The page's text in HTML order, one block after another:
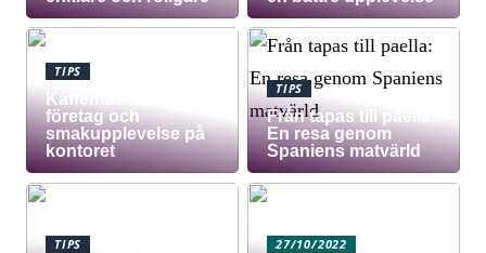
TIPS
Kaffemaskin för
företag och
smakupplevelse på
kontoret
TIPS
Från tapas till paella:
En resa genom
Spaniens matvärld
TIPS 27/10/2022